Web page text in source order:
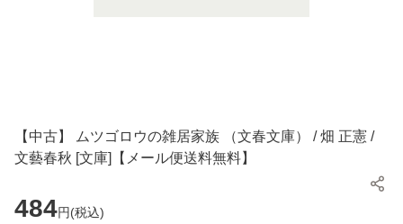
【中古】 ムツゴロウの雑居家族 （文春文庫） / 畑 正憲 /
文藝春秋 [文庫]【メール便送料無料】
484円(税込)